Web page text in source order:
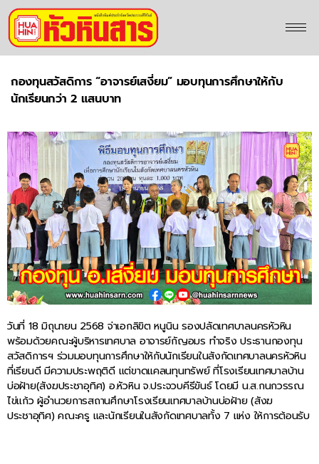
กองทุนสวัสดิการ “อาจารย์เสงี่ยม” มอบทุนการศึกษาให้กับ
นักเรียนกว่า 2 แสนบาท
วันที่ 18 มิถุนายน 2568 จ่าเอกลิขิต หนูนิน รองปลัดเทศบาลนครหัวหิน
พร้อมด้วยคณะผู้บริหารเทศบาล อาจารย์กัญอมร ทำจริง ประธานกองทุน
สวัสดิการฯ ร่วมมอบทุนการศึกษาให้กับนักเรียนในสังกัดเทศบาลนครหัวหิน
ที่เรียนดี มีความประพฤติดี แต่ขาดแคลนทุนทรัพย์ ที่โรงเรียนเทศบาลบ้าน
บ่อฝ้าย(สังฆประชาอุทิศ) อ.หัวหิน จ.ประจวบคีรีขันธ์ โดยมี น.ส.กนกวรรณ
ไข่แก้ว ผู้อำนวยการสถานศึกษาโรงเรียนเทศบาลบ้านบ่อฝ้าย (สังฆ
ประชาอุทิศ) คณะครู และนักเรียนในสังกัดเทศบาลทั้ง 7 แห่ง ให้การต้อนรับ